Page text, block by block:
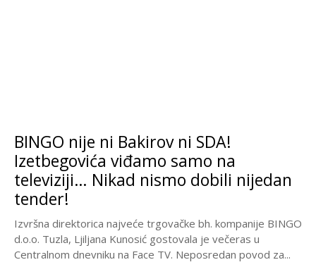
BINGO nije ni Bakirov ni SDA!
Izetbegovića viđamo samo na
televiziji… Nikad nismo dobili nijedan
tender!
Izvršna direktorica najveće trgovačke bh. kompanije BINGO
d.o.o. Tuzla, Ljiljana Kunosić gostovala je večeras u
Centralnom dnevniku na Face TV. Neposredan povod za...